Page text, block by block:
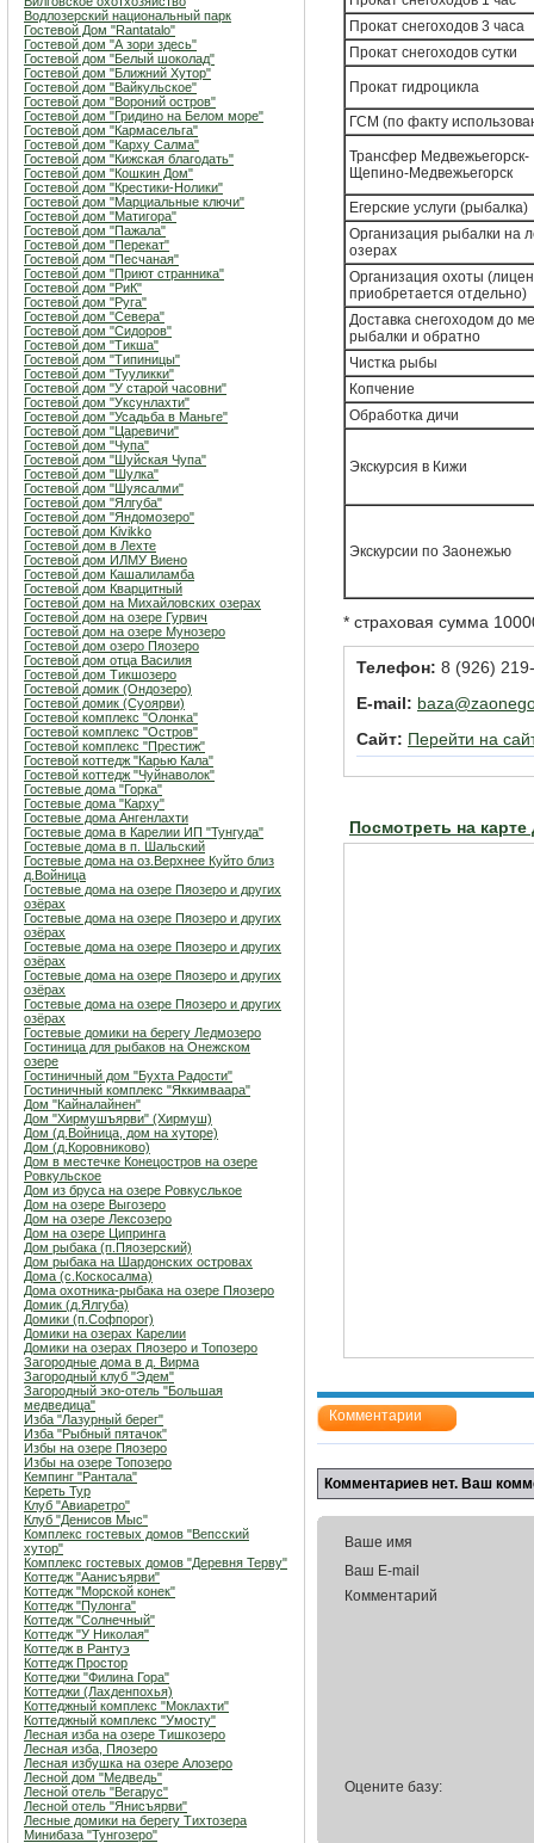
Водлозерский национальный парк
Гостевой Дом "Rantatalo"
Гостевой дом "А зори здесь"
Гостевой дом "Белый шоколад"
Гостевой дом "Ближний Хутор"
Гостевой дом "Вайкульское"
Гостевой дом "Вороний остров"
Гостевой дом "Гридино на Белом море"
Гостевой дом "Кармасельга"
Гостевой дом "Карху Салма"
Гостевой дом "Кижская благодать"
Гостевой дом "Кошкин Дом"
Гостевой дом "Крестики-Нолики"
Гостевой дом "Марциальные ключи"
Гостевой дом "Матигора"
Гостевой дом "Пажала"
Гостевой дом "Перекат"
Гостевой дом "Песчаная"
Гостевой дом "Приют странника"
Гостевой дом "РиК"
Гостевой дом "Руга"
Гостевой дом "Севера"
Гостевой дом "Сидоров"
Гостевой дом "Тикша"
Гостевой дом "Типиницы"
Гостевой дом "Тууликки"
Гостевой дом "У старой часовни"
Гостевой дом "Уксунлахти"
Гостевой дом "Усадьба в Маньге"
Гостевой дом "Царевичи"
Гостевой дом "Чупа"
Гостевой дом "Шуйская Чупа"
Гостевой дом "Шулка"
Гостевой дом "Шуясалми"
Гостевой дом "Ялгуба"
Гостевой дом "Яндомозеро"
Гостевой дом Kivikko
Гостевой дом в Лехте
Гостевой дом ИЛМУ Виено
Гостевой дом Кашалиламба
Гостевой дом Кварцитный
Гостевой дом на Михайловских озерах
Гостевой дом на озере Гурвич
Гостевой дом на озере Мунозеро
Гостевой дом озеро Пяозеро
Гостевой дом отца Василия
Гостевой дом Тикшозеро
Гостевой домик (Ондозеро)
Гостевой домик (Суоярви)
Гостевой комплекс "Олонка"
Гостевой комплекс "Остров"
Гостевой комплекс "Престиж"
Гостевой коттедж "Карью Кала"
Гостевой коттедж "Чуйнаволок"
Гостевые дома "Горка"
Гостевые дома "Карху"
Гостевые дома Ангенлахти
Гостевые дома в Карелии ИП "Тунгуда"
Гостевые дома в п. Шальский
Гостевые дома на оз.Верхнее Куйто близ
д.Войница
Гостевые дома на озере Пяозеро и других
озёрах
Гостевые дома на озере Пяозеро и других
озёрах
Гостевые дома на озере Пяозеро и других
озёрах
Гостевые дома на озере Пяозеро и других
озёрах
Гостевые дома на озере Пяозеро и других
озёрах
Гостевые домики на берегу Ледмозеро
Гостиница для рыбаков на Онежском
озере
Гостиничный дом "Бухта Радости"
Гостиничный комплекс "Яккимваара"
Дом "Кайналайнен"
Дом "Хирмушъярви" (Хирмуш)
Дом (д.Войница, дом на хуторе)
Дом (д.Коровниково)
Дом в местечке Конецостров на озере
Ровкульское
Дом из бруса на озере Ровкуслькое
Дом на озере Выгозеро
Дом на озере Лексозеро
Дом на озере Ципринга
Дом рыбака (п.Пяозерский)
Дом рыбака на Шардонских островах
Дома (с.Коскосалма)
Дома охотника-рыбака на озере Пяозеро
Домик (д.Ялгуба)
Домики (п.Софпорог)
Домики на озерах Карелии
Домики на озерах Пяозеро и Топозеро
Загородные дома в д. Вирма
Загородный клуб "Эдем"
Загородный эко-отель "Большая
медведица"
Изба "Лазурный берег"
Изба "Рыбный пятачок"
Избы на озере Пяозеро
Избы на озере Топозеро
Кемпинг "Рантала"
Кереть Тур
Клуб "Авиаретро"
Клуб "Денисов Мыс"
Комплекс гостевых домов "Вепсский
хутор"
Комплекс гостевых домов "Деревня Терву"
Коттедж "Аанисъярви"
Коттедж "Морской конек"
Коттедж "Пулонга"
Коттедж "Солнечный"
Коттедж "У Николая"
Коттедж в Рантуэ
Коттедж Простор
Коттеджи "Филина Гора"
Коттеджи (Лахденпохья)
Коттеджный комплекс "Мoклахти"
Коттеджный комплекс "Умосту"
Лесная изба на озере Тишкозеро
Лесная изба, Пяозеро
Лесная избушка на озере Алозеро
Лесной дом "Медведь"
Лесной отель "Вегарус"
Лесной отель "Янисъярви"
Лесные домики на берегу Тихтозера
Минибаза "Тунгозеро"
Прокат снегоходов 3 часа
Прокат снегоходов сутки
Прокат гидроцикла
ГСМ (по факту
Трансфер Медвежьегорск-
Щепино-Медвежьегорск
Егерские услуги (рыбалка)
Организация рыбалки на
озерах
Организация охоты
приобретается отдельно)
Доставка снегоходом до
рыбалки и обратно
Чистка рыбы
Копчение
Обработка дичи
Экскурсия в Кижи
Экскурсии по Заонежью
* страховая сумма
Телефон: 8 (926)
E-mail:
Сайт: Перейти на
Посмотреть на
Комментарии
Комментариев нет. Ваш
Ваше имя
Ваш E-mail
Комментарий
Оцените базу: